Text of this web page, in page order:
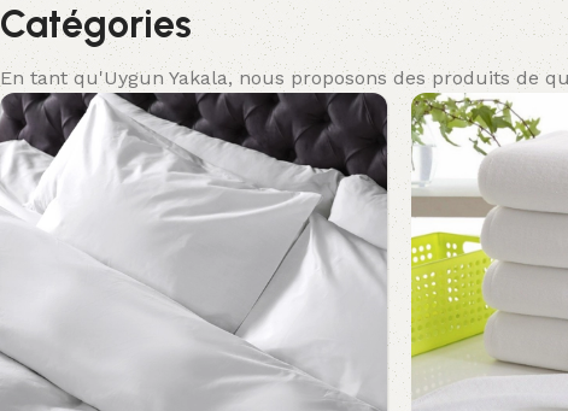
Catégories
En tant qu'Uygun Yakala, nous proposons des produits de